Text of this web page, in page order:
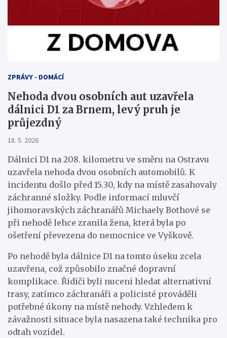
ZPRÁVY - DOMÁCÍ
Nehoda dvou osobních aut uzavřela
dálnici D1 za Brnem, levý pruh je
průjezdný
18. 5. 2026
Dálnici D1 na 208. kilometru ve směru na Ostravu
uzavřela nehoda dvou osobních automobilů. K
incidentu došlo před 15.30, kdy na místě zasahovaly
záchranné složky. Podle informací mluvčí
jihomoravských záchranářů Michaely Bothové se
při nehodě lehce zranila žena, která byla po
ošetření převezena do nemocnice ve Vyškově.
Po nehodě byla dálnice D1 na tomto úseku zcela
uzavřena, což způsobilo značné dopravní
komplikace. Řidiči byli nuceni hledat alternativní
trasy, zatímco záchranáři a policisté prováděli
potřebné úkony na místě nehody. Vzhledem k
závažnosti situace byla nasazena také technika pro
odtah vozidel.